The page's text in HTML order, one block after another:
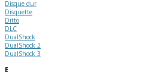
Disque dur
Disquette
Ditto
DLC
DualShock
DualShock 2
DualShock 3
E